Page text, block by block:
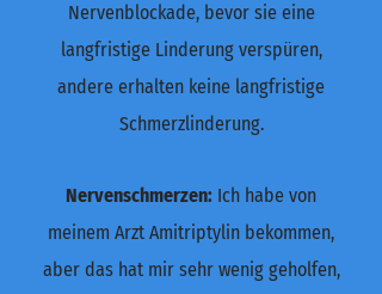
Nervenblockade, bevor sie eine
langfristige Linderung verspüren,
andere erhalten keine langfristige
Schmerzlinderung.
Nervenschmerzen: Ich habe von
meinem Arzt Amitriptylin bekommen,
aber das hat mir sehr wenig geholfen,